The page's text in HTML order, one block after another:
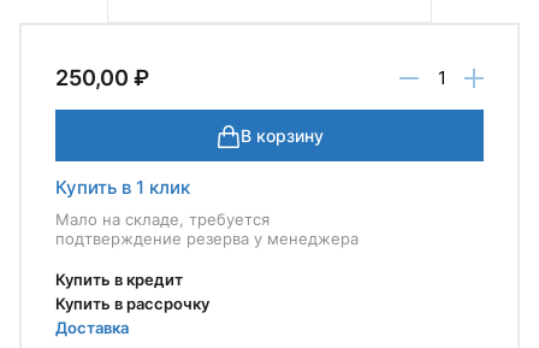
250,00 ₽
В корзину
Купить в 1 клик
Мало на складе, требуется
подтверждение резерва у менеджера
Купить в кредит
Купить в рассрочку
Доставка